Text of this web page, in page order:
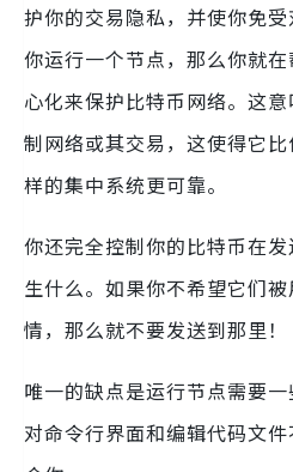
护你的交易隐私，并使你免
你运行一个节点，那么你就
心化来保护比特币网络。这
制网络或其交易，这使得它
样的集中系统更可靠。
你还完全控制你的比特币在
生什么。如果你不希望它们
情，那么就不要发送到那里！
唯一的缺点是运行节点需要
对命令行界面和编辑代码文